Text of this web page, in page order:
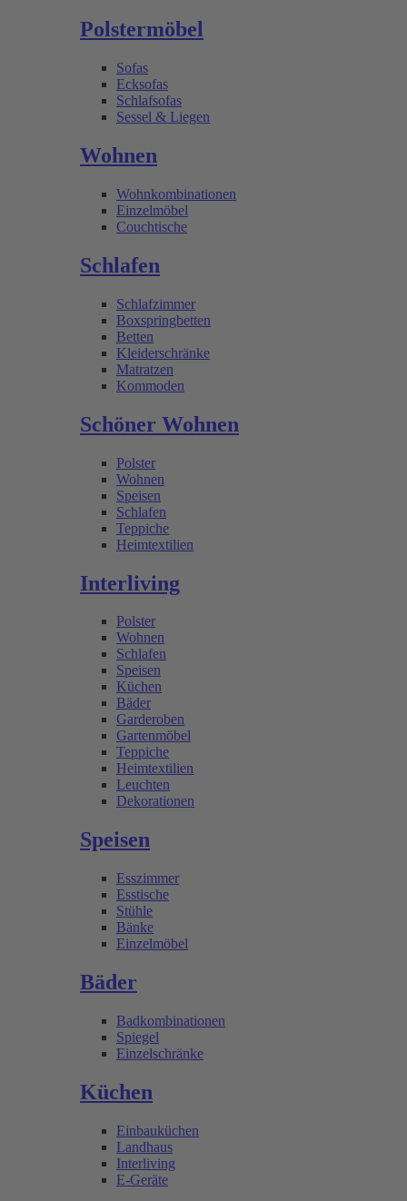
Polstermöbel
Sofas
Ecksofas
Schlafsofas
Sessel & Liegen
Wohnen
Wohnkombinationen
Einzelmöbel
Couchtische
Schlafen
Schlafzimmer
Boxspringbetten
Betten
Kleiderschränke
Matratzen
Kommoden
Schöner Wohnen
Polster
Wohnen
Speisen
Schlafen
Teppiche
Heimtextilien
Interliving
Polster
Wohnen
Schlafen
Speisen
Küchen
Bäder
Garderoben
Gartenmöbel
Teppiche
Heimtextilien
Leuchten
Dekorationen
Speisen
Esszimmer
Esstische
Stühle
Bänke
Einzelmöbel
Bäder
Badkombinationen
Spiegel
Einzelschränke
Küchen
Einbauküchen
Landhaus
Interliving
E-Geräte